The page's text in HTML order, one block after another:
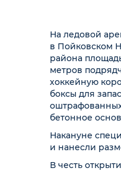
На ледовой
в Пойковском
района
метров
хоккейную
боксы для
бетонное
Накануне
и нанесли
В честь